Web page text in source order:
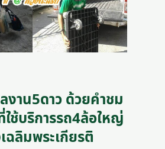
งาน5ดาว ด้วยคำชม
ใช้บริการรถ4ล้อใหญ่
ฉลิมพระเกียรติ